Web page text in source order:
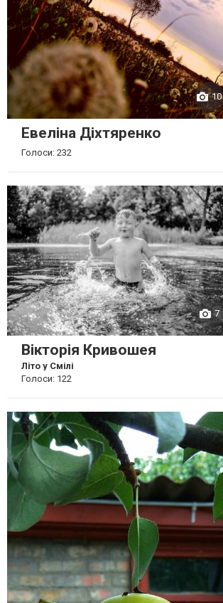
10
Евеліна Діхтяренко
Голоси: 232
7
Вікторія Кривошея
Літо у Смілі
Голоси: 122